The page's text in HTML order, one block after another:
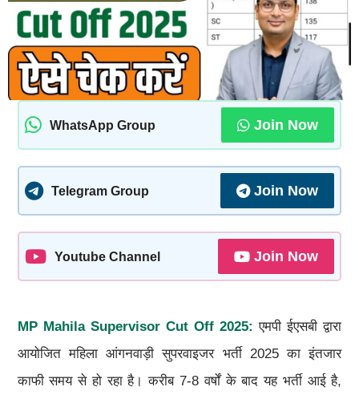
WhatsApp Group Join Now
Telegram Group Join Now
Youtube Channel Join Now
MP Mahila Supervisor Cut Off 2025: एमपी ईएसबी द्वारा
आयोजित महिला आंगनवाड़ी सुपरवाइजर भर्ती 2025 का इंतजार
काफी समय से हो रहा है। करीब 7-8 वर्षों के बाद यह भर्ती आई है,